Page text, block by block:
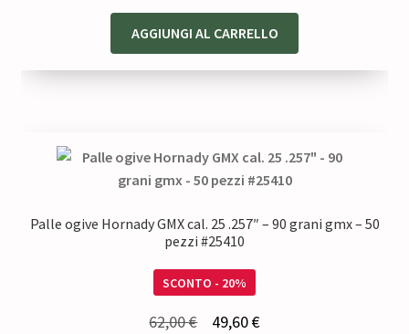
originale
era:
attuale
è:
AGGIUNGI AL CARRELLO
Palle ogive Hornady GMX cal. 25 .257″ – 90 grani gmx – 50
pezzi #25410
SCONTO - 20%
62,00€ 49,60€Il